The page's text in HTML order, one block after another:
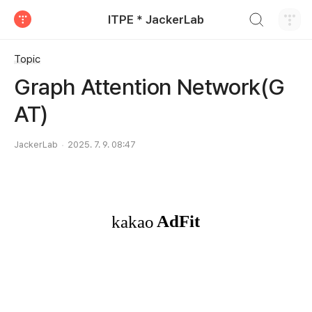
ITPE * JackerLab
Topic
Graph Attention Network(G
AT)
JackerLab 2025. 7. 9. 08:47